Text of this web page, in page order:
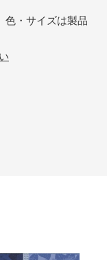
色・サイズは製品